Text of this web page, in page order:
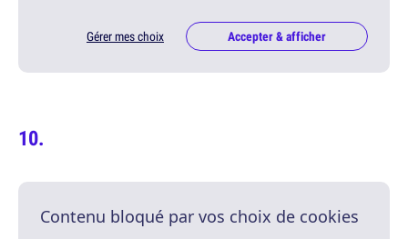
Gérer mes choix Accepter & afficher
Contenu bloqué par vos choix de cookies